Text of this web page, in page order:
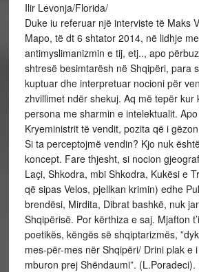
Ilir Levonja/Florida/
Duke iu referuar një interviste të Maks
Mapo, të dt 6 shtator 2014, në lidhje
antimyslimanizmin e tij, etj.., apo
shtresë besimtarësh në Shqipëri, para
kuptuar dhe interpretuar nocioni për
zhvillimet ndër shekuj. Aq më tepër kur
persona me sharmin e intelektualit.
Kryeministrit të vendit, pozita që i
Si ta perceptojmë vendin? Kjo nuk
koncept. Fare thjesht, si nocion
Laçi, Shkodra, mbi Shkodra, Kukësi e
që sipas Velos, pjellkan krimin) edhe
brendësi, Mirdita, Dibrat bashkë, nuk
Shqipërisë. Por kërthiza e saj. Mjafton
poetikës, këngës së shqiptarizmës,
mes-për-mes nër Shqipëri/ Drini plak e
mburon prej Shëndaumi”.